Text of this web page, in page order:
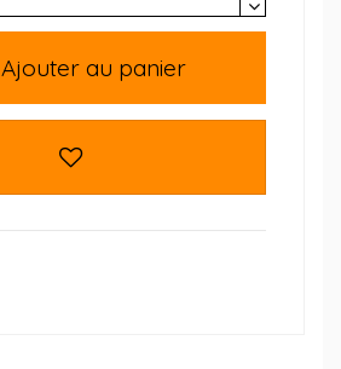
Ajouter au panier